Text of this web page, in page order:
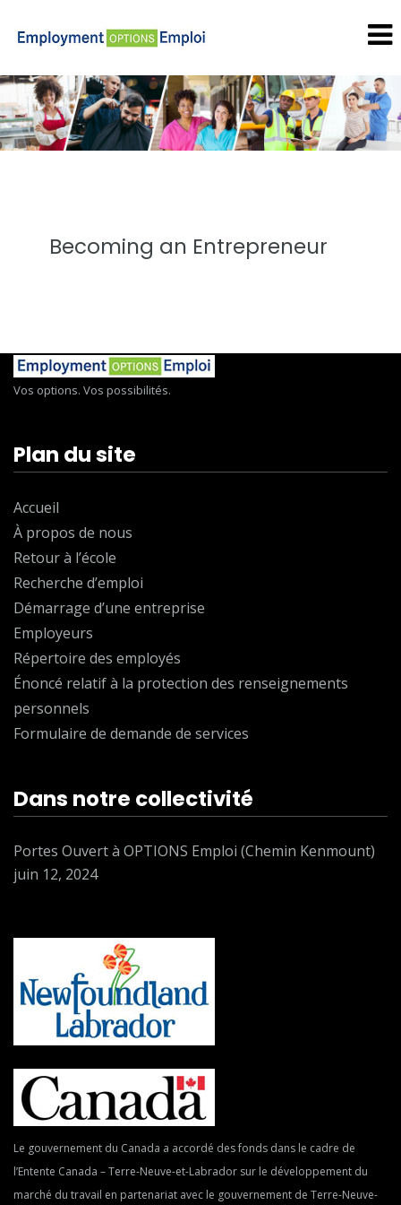
Becoming an Entrepreneur
Vos options. Vos possibilités.
Plan du site
Accueil
À propos de nous
Retour à l’école
Recherche d’emploi
Démarrage d’une entreprise
Employeurs
Répertoire des employés
Énoncé relatif à la protection des renseignements
personnels
Formulaire de demande de services
Dans notre collectivité
Portes Ouvert à OPTIONS Emploi (Chemin Kenmount)
juin 12, 2024
Le gouvernement du Canada a accordé des fonds dans le cadre de
l’Entente Canada – Terre-Neuve-et-Labrador sur le développement du
marché du travail en partenariat avec le gouvernement de Terre-Neuve-